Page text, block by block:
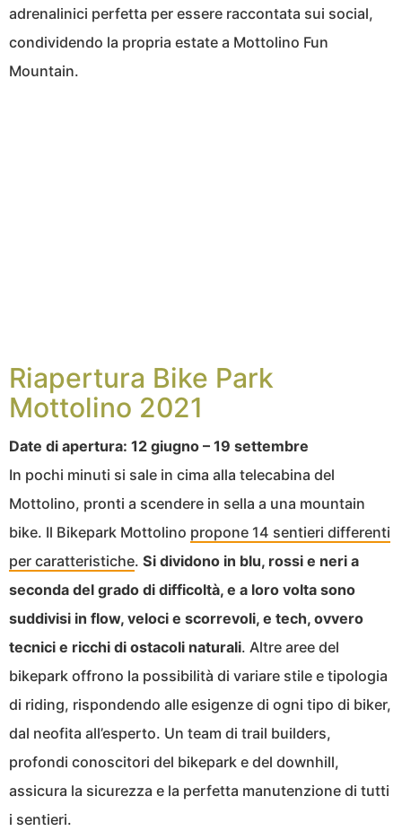
adrenalinici perfetta per essere raccontata sui social,
condividendo la propria estate a Mottolino Fun
Mountain.
Riapertura Bike Park
Mottolino 2021
Date di apertura: 12 giugno – 19 settembre
In pochi minuti si sale in cima alla telecabina del
Mottolino, pronti a scendere in sella a una mountain
bike. Il Bikepark Mottolino propone 14 sentieri differenti
per caratteristiche. Si dividono in blu, rossi e neri a
seconda del grado di difficoltà, e a loro volta sono
suddivisi in flow, veloci e scorrevoli, e tech, ovvero
tecnici e ricchi di ostacoli naturali. Altre aree del
bikepark offrono la possibilità di variare stile e tipologia
di riding, rispondendo alle esigenze di ogni tipo di biker,
dal neofita all’esperto. Un team di trail builders,
profondi conoscitori del bikepark e del downhill,
assicura la sicurezza e la perfetta manutenzione di tutti
i sentieri.